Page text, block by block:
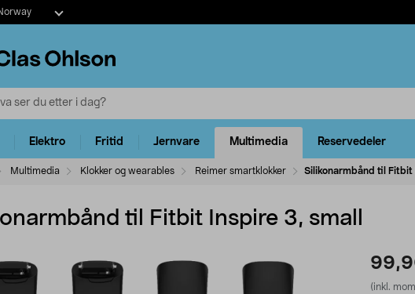
Elektro Fritid Jernvare Multimedia Reservedeler
Multimedia Klokker og wearables Reimer smartklokker Silikonarmbånd til Fitbit
til Fitbit Inspire 3, small
(inkl.